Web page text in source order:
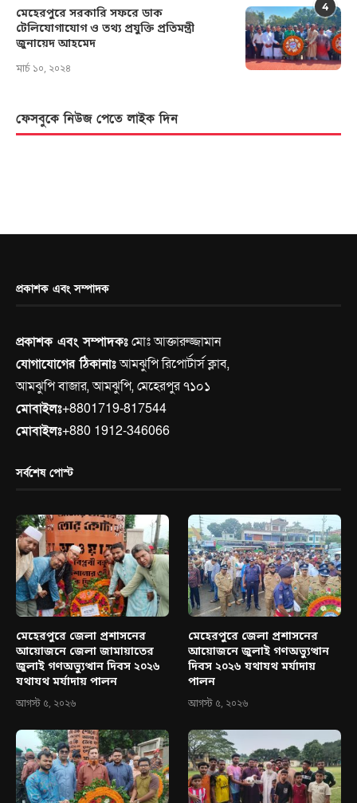
4
মেহেরপুরে সরকারি সফরে ডাক
টেলিযোগাযোগ ও তথ্য প্রযুক্তি প্রতিমন্ত্রী
জুনায়েদ আহমেদ
মার্চ ১০, ২০২৪
ফেসবুকে নিউজ পেতে লাইক দিন
প্রকাশক এবং সম্পাদক
প্রকাশক এবং সম্পাদকঃমোঃ আক্তারুজ্জামান
যোগাযোগের ঠিকানাঃআমঝুপি রিপোর্টার্স ক্লাব,
আমঝুপি বাজার, আমঝুপি, মেহেরপুর ৭১০১
মোবাইলঃ+8801719-817544
মোবাইলঃ+880 1912-346066
সর্বশেষ পোস্ট
মেহেরপুরে জেলা প্রশাসনের
আয়োজনে জেলা জামায়াতের
জুলাই গণঅভ্যুত্থান দিবস ২০২৬
যথাযথ মর্যাদায় পালন
আগস্ট ৫, ২০২৬
মেহেরপুরে জেলা প্রশাসনের
আয়োজনে জুলাই গণঅভ্যুত্থান
দিবস ২০২৬ যথাযথ মর্যাদায়
পালন
আগস্ট ৫, ২০২৬